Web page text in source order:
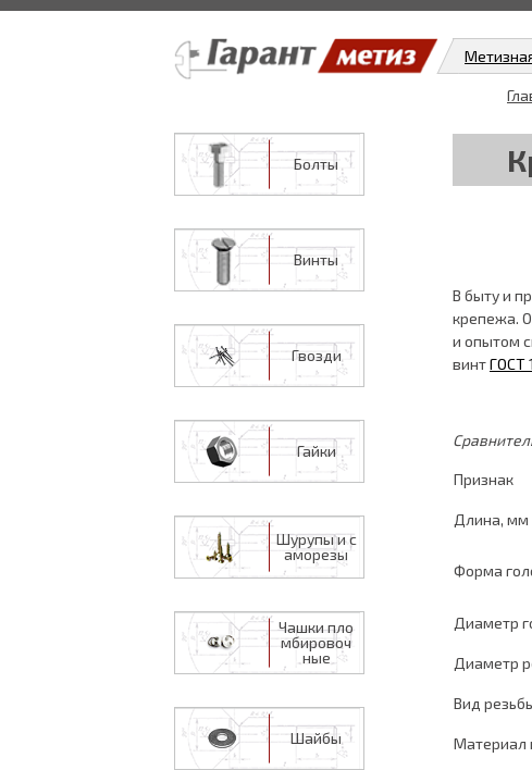
Болты
Винты
Гвозди
Гайки
Шурупы и с
аморезы
Чашки пло
мбировоч
ные
Шайбы
В быту и
крепежа.
и опытом
винтГОСТ
Признак
Длина, мм
Форма
Диаметр
Диаметр
Вид
Материал